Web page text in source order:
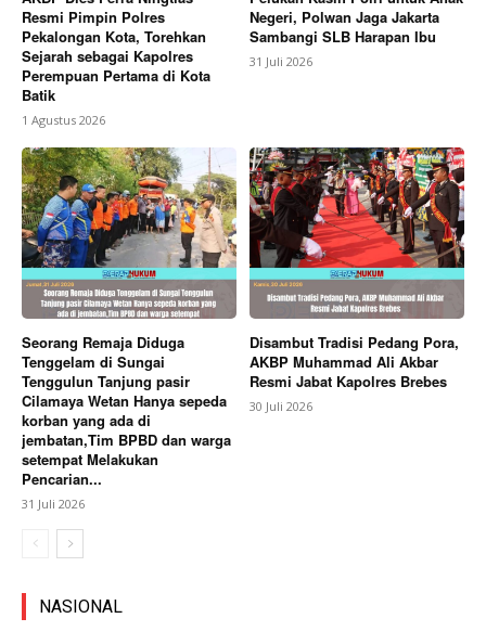
Resmi Pimpin Polres
Pekalongan Kota, Torehkan
Sejarah sebagai Kapolres
Perempuan Pertama di Kota
Batik
1 Agustus 2026
Negeri, Polwan Jaga Jakarta
Sambangi SLB Harapan Ibu
31 Juli 2026
Seorang Remaja Diduga
Tenggelam di Sungai
Tenggulun Tanjung pasir
Cilamaya Wetan Hanya sepeda
korban yang ada di
jembatan,Tim BPBD dan warga
setempat Melakukan
Pencarian...
31 Juli 2026
Disambut Tradisi Pedang Pora,
AKBP Muhammad Ali Akbar
Resmi Jabat Kapolres Brebes
30 Juli 2026
NASIONAL